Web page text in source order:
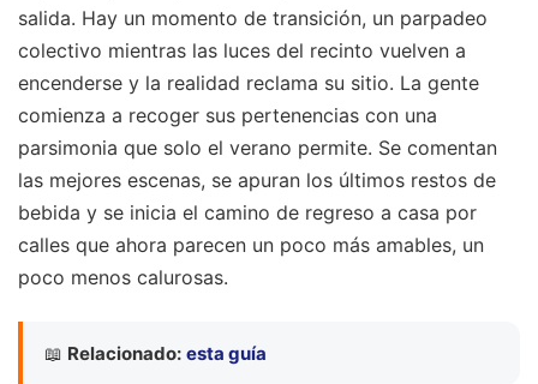
salida. Hay un momento de transición, un parpadeo
colectivo mientras las luces del recinto vuelven a
encenderse y la realidad reclama su sitio. La gente
comienza a recoger sus pertenencias con una
parsimonia que solo el verano permite. Se comentan
las mejores escenas, se apuran los últimos restos de
bebida y se inicia el camino de regreso a casa por
calles que ahora parecen un poco más amables, un
poco menos calurosas.
📖 Relacionado: esta guía